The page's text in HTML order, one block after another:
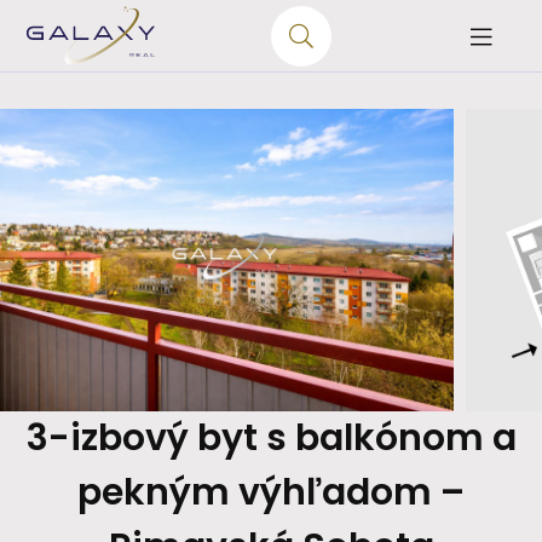
3-izbový byt s balkónom a
pekným výhľadom –